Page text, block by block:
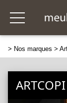
> Nos marques >
ARTCOPI